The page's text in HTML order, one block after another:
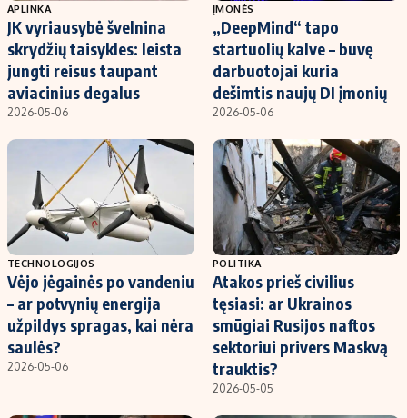
APLINKA
JK vyriausybė švelnina
skrydžių taisykles: leista
jungti reisus taupant
aviacinius degalus
2026-05-06
ĮMONĖS
„DeepMind“ tapo
startuolių kalve – buvę
darbuotojai kuria
dešimtis naujų DI įmonių
2026-05-06
TECHNOLOGIJOS
Vėjo jėgainės po vandeniu
– ar potvynių energija
užpildys spragas, kai nėra
saulės?
2026-05-06
POLITIKA
Atakos prieš civilius
tęsiasi: ar Ukrainos
smūgiai Rusijos naftos
sektoriui privers Maskvą
trauktis?
2026-05-05